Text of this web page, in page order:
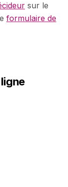
sur le
formulaire de